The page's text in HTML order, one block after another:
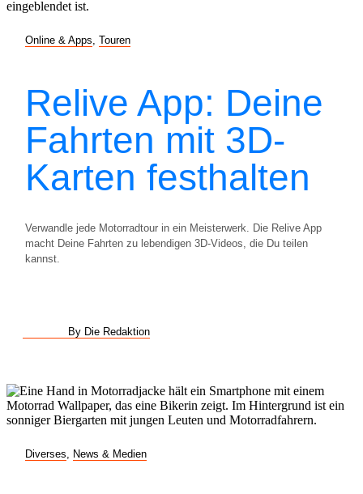
Online & Apps Touren
Relive App: Deine
Fahrten mit 3D-
Karten festhalten
Verwandle jede Motorradtour in ein Meisterwerk. Die Relive App
macht Deine Fahrten zu lebendigen 3D-Videos, die Du teilen
kannst.
By Die Redaktion
Diverses News & Medien